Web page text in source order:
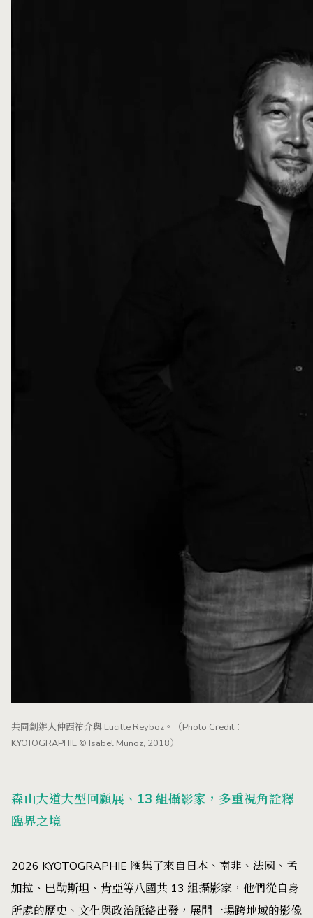
共同創辦人仲西祐介與 Lucille Reyboz。（Photo Credit：
KYOTOGRAPHIE © Isabel Munoz, 2018）
森山大道大型回顧展、13 組攝影家，多重視角詮釋
臨界之境
2026 KYOTOGRAPHIE 匯集了來自日本、南非、法國、孟
加拉、巴勒斯坦、肯亞等八國共 13 組攝影家，他們從自身
所處的歷史、文化與政治脈絡出發，展開一場跨地域的影像